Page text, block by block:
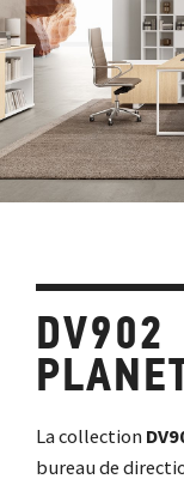
DV902
La collection
bureau de